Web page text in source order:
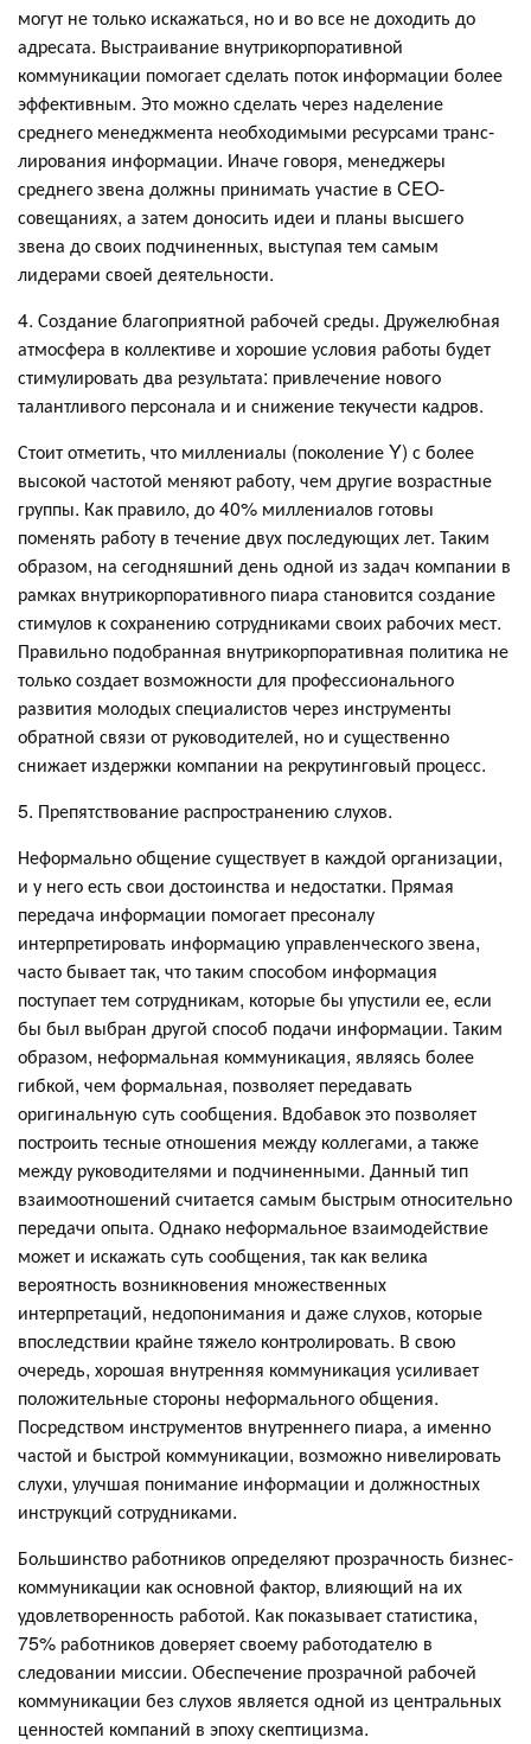
могут не только искажаться, но и во все не доходить до
адресата. Выстраивание внутрикорпоративной
коммуникации помогает сделать поток информации более
эффективным. Это можно сделать через наделение
среднего менеджмента необходимыми ресурсами транс-
лирования информации. Иначе говоря, менеджеры
среднего звена должны принимать участие в CEO-
совещаниях, а затем доносить идеи и планы высшего
звена до своих подчиненных, выступая тем самым
лидерами своей деятельности.
4. Создание благоприятной рабочей среды. Дружелюбная
атмосфера в коллективе и хорошие условия работы будет
стимулировать два результата: привлечение нового
талантливого персонала и и снижение текучести кадров.
Стоит отметить, что миллениалы (поколение Y) с более
высокой частотой меняют работу, чем другие возрастные
группы. Как правило, до 40% миллениалов готовы
поменять работу в течение двух последующих лет. Таким
образом, на сегодняшний день одной из задач компании в
рамках внутрикорпоративного пиара становится создание
стимулов к сохранению сотрудниками своих рабочих мест.
Правильно подобранная внутрикорпоративная политика не
только создает возможности для профессионального
развития молодых специалистов через инструменты
обратной связи от руководителей, но и существенно
снижает издержки компании на рекрутинговый процесс.
5. Препятствование распространению слухов.
Неформально общение существует в каждой организации,
и у него есть свои достоинства и недостатки. Прямая
передача информации помогает пресоналу
интерпретировать информацию управленческого звена,
часто бывает так, что таким способом информация
поступает тем сотрудникам, которые бы упустили ее, если
бы был выбран другой способ подачи информации. Таким
образом, неформальная коммуникация, являясь более
гибкой, чем формальная, позволяет передавать
оригинальную суть сообщения. Вдобавок это позволяет
построить тесные отношения между коллегами, а также
между руководителями и подчиненными. Данный тип
взаимоотношений считается самым быстрым относительно
передачи опыта. Однако неформальное взаимодействие
может и искажать суть сообщения, так как велика
вероятность возникновения множественных
интерпретаций, недопонимания и даже слухов, которые
впоследствии крайне тяжело контролировать. В свою
очередь, хорошая внутренняя коммуникация усиливает
положительные стороны неформального общения.
Посредством инструментов внутреннего пиара, а именно
частой и быстрой коммуникации, возможно нивелировать
слухи, улучшая понимание информации и должностных
инструкций сотрудниками.
Большинство работников определяют прозрачность бизнес-
коммуникации как основной фактор, влияющий на их
удовлетворенность работой. Как показывает статистика,
75% работников доверяет своему работодателю в
следовании миссии. Обеспечение прозрачной рабочей
коммуникации без слухов является одной из центральных
ценностей компаний в эпоху скептицизма.